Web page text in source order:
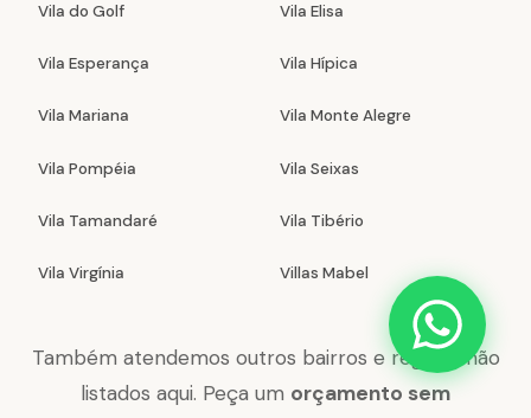
Vila do Golf Vila Elisa
Vila Esperança Vila Hípica
Vila Mariana Vila Monte Alegre
Vila Pompéia Vila Seixas
Vila Tamandaré Vila Tibério
Vila Virgínia Villas Mabel
Também atendemos outros bairros e regiões não
listados aqui. Peça um orçamento sem